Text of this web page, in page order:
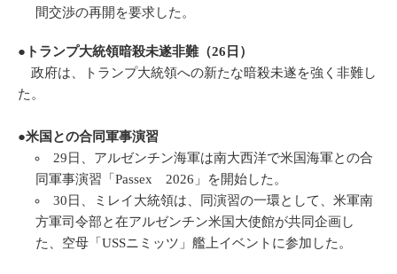
間交渉の再開を要求した。
●トランプ大統領暗殺未遂非難（26日）
政府は、トランプ大統領への新たな暗殺未遂を強く非難し
た。
●米国との合同軍事演習
29日、アルゼンチン海軍は南大西洋で米国海軍との合
同軍事演習「Passex 2026」を開始した。
30日、ミレイ大統領は、同演習の一環として、米軍南
方軍司令部と在アルゼンチン米国大使館が共同企画し
た、空母「USSニミッツ」艦上イベントに参加した。